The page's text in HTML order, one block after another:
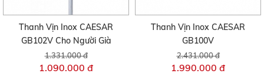
Thanh Vịn Inox CAESAR
GB102V Cho Người Già
1.331.000 đ
1.090.000 đ
Thanh Vịn Inox CAESAR
GB100V
2.431.000 đ
1.990.000 đ